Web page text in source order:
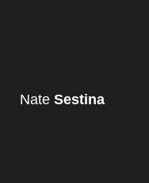
Nate Sestina